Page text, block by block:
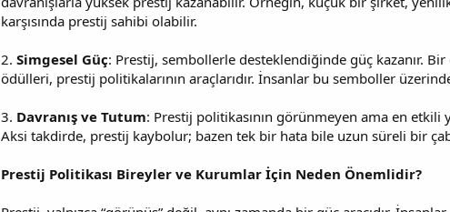
karşısında prestij sahibi olabilir.
2. Simgesel Güç: Prestij, sembollerle desteklendiğinde güç kazanır.
ödülleri, prestij politikalarının araçlarıdır. İnsanlar bu semboller
3. Davranış ve Tutum: Prestij politikasının görünmeyen ama en etkili
Aksi takdirde, prestij kaybolur; bazen tek bir hata bile uzun süreli bir
Prestij Politikası Bireyler ve Kurumlar İçin Neden Önemlidir?